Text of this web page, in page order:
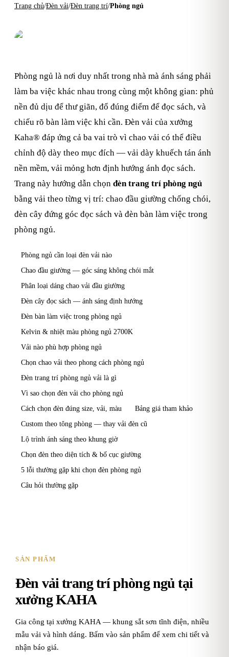
Trang chủ/Đèn vải/Đèn trang trí/Phòng ngủ
Phòng ngủ là nơi duy nhất trong nhà mà ánh sáng phải
làm ba việc khác nhau trong cùng một không gian: phủ
nền đủ dịu để thư giãn, đổ đúng điểm để đọc sách, và
chiếu rõ bàn làm việc khi cần. Đèn vải của xưởng
Kaha® đáp ứng cả ba vai trò vì chao vải có thể điều
chỉnh độ dày theo mục đích — vải dày khuếch tán ánh
nền mềm, vải mỏng hơn định hướng ánh đọc sách.
Trang này hướng dẫn chọn đèn trang trí phòng ngủ
bằng vải theo từng vị trí: chao đầu giường chống chói,
đèn cây đứng góc đọc sách và đèn bàn làm việc trong
phòng ngủ.
Phòng ngủ cần loại đèn vải nào
Chao đầu giường — góc sáng không chói mắt
Phân loại dáng chao vải đầu giường
Đèn cây đọc sách — ánh sáng định hướng
Đèn bàn làm việc trong phòng ngủ
Kelvin & nhiệt màu phòng ngủ 2700K
Vải nào phù hợp phòng ngủ
Chọn chao vải theo phong cách phòng ngủ
Đèn trang trí phòng ngủ vải là gì
Vì sao chọn đèn vải cho phòng ngủ
Cách chọn đèn đúng size, vải, màu
Bảng giá tham khảo
Custom theo tông phòng — thay vải đèn cũ
Lộ trình ánh sáng theo khung giờ
Chọn đèn theo diện tích & bố cục giường
5 lỗi thường gặp khi chọn đèn phòng ngủ
Câu hỏi thường gặp
SẢN PHẨM
Đèn vải trang trí phòng ngủ tại
xưởng KAHA
Gia công tại xưởng KAHA — khung sắt sơn tĩnh điện, nhiều
mẫu vải và hình dáng. Bấm vào sản phẩm để xem chi tiết và
nhận báo giá.